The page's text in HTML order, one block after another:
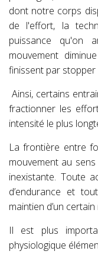
dont notre corps
de l'effort, la
puissance qu'on
mouvement
finissent par stopper
Ainsi, certains
fractionner les
intensité le plus
La frontière entre
mouvement au
inexistante. Toute
d’endurance et
maintien d’un
Il est plus
physiologique